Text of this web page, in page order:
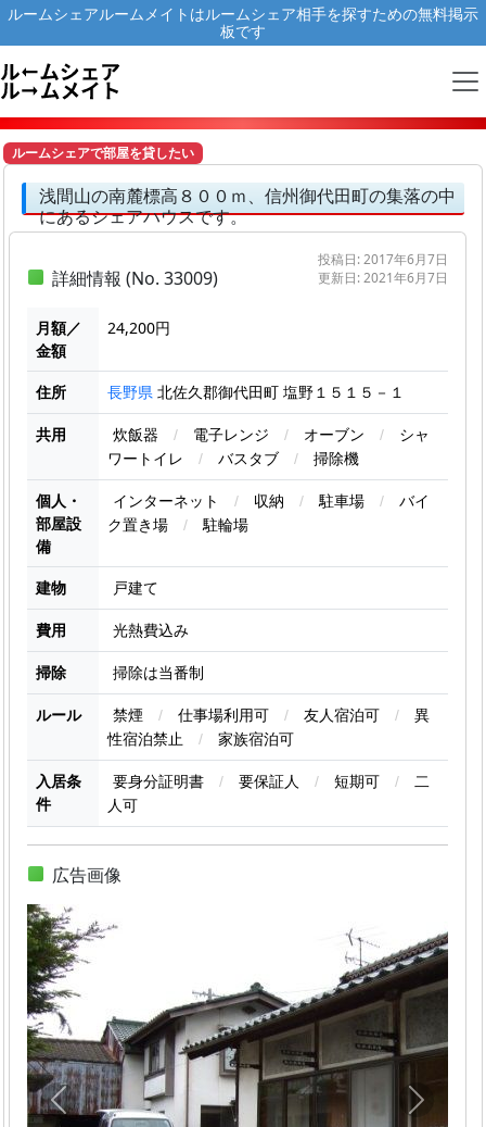
ルームシェアルームメイトはルームシェア相手を探すための無料掲示
板です
ルームシェアで部屋を貸したい
浅間山の南麓標高８００ｍ、信州御代田町の集落の中
にあるシェアハウスです。
投稿日: 2017年6月7日
更新日: 2021年6月7日
詳細情報 (No. 33009)
月額／
金額
24,200円
住所 長野県 北佐久郡御代田町 塩野１５１５－１
共用 炊飯器 / 電子レンジ / オーブン /
シャ
ワートイレ
/ バスタブ / 掃除機
個人・
部屋設
備
インターネット / 収納 / 駐車場 /
バイ
ク置き場
/ 駐輪場
建物 戸建て
費用 光熱費込み
掃除 掃除は当番制
ルール 禁煙 / 仕事場利用可 / 友人宿泊可 /
異
性宿泊禁止
/ 家族宿泊可
入居条
件
要身分証明書 / 要保証人 / 短期可 /
二
人可
広告画像
Previous Next